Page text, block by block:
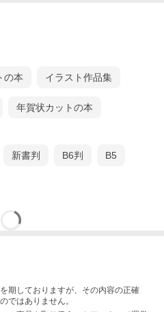
の本 イラスト作品集
年賀状カットの本
新書判 B6判 B5
期しておりますが、その内容の正確
ではありません。